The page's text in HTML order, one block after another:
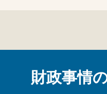
財政事情